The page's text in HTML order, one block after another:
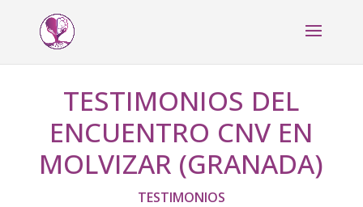
TESTIMONIOS DEL
ENCUENTRO CNV EN
MOLVIZAR (GRANADA)
TESTIMONIOS